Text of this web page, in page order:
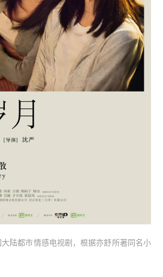
大陆都市情感电视剧，根据亦舒所著同名小